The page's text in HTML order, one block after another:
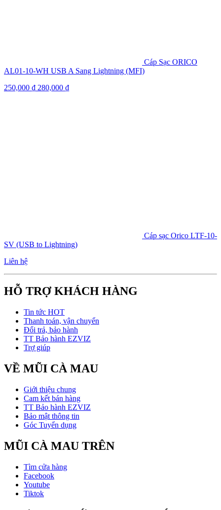
Cáp Sạc ORICO
AL01-10-WH USB A Sang Lightning (MFI)
250,000 ₫ 280,000 ₫
Cáp sạc Orico LTF-10-
SV (USB to Lightning)
Liên hệ
HỖ TRỢ KHÁCH HÀNG
Tin tức HOT
Thanh toán, vận chuyển
Đổi trả, bảo hành
TT Bảo hành EZVIZ
Trợ giúp
VỀ MŨI CÀ MAU
Giới thiệu chung
Cam kết bán hàng
TT Bảo hành EZVIZ
Bảo mật thông tin
Góc Tuyển dụng
MŨI CÀ MAU TRÊN
Tìm cửa hàng
Facebook
Youtube
Tiktok